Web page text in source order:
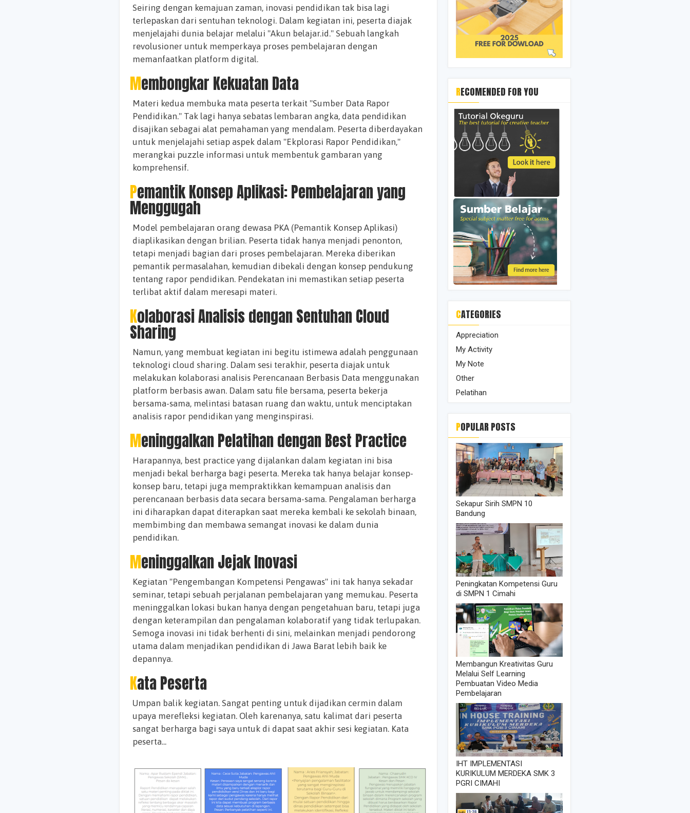
Seiring dengan kemajuan zaman, inovasi pendidikan tak bisa lagi
terlepaskan dari sentuhan teknologi. Dalam kegiatan ini, peserta diajak
menjelajahi dunia belajar melalui "Akun belajar.id." Sebuah langkah
revolusioner untuk memperkaya proses pembelajaran dengan
memanfaatkan platform digital.
Membongkar Kekuatan Data
Materi kedua membuka mata peserta terkait "Sumber Data Rapor
Pendidikan." Tak lagi hanya sebatas lembaran angka, data pendidikan
disajikan sebagai alat pemahaman yang mendalam. Peserta diberdayakan
untuk menjelajahi setiap aspek dalam "Ekplorasi Rapor Pendidikan,"
merangkai puzzle informasi untuk membentuk gambaran yang
komprehensif.
Pemantik Konsep Aplikasi: Pembelajaran yang
Menggugah
Model pembelajaran orang dewasa PKA (Pemantik Konsep Aplikasi)
diaplikasikan dengan brilian. Peserta tidak hanya menjadi penonton,
tetapi menjadi bagian dari proses pembelajaran. Mereka diberikan
pemantik permasalahan, kemudian dibekali dengan konsep pendukung
tentang rapor pendidikan. Pendekatan ini memastikan setiap peserta
terlibat aktif dalam meresapi materi.
Kolaborasi Analisis dengan Sentuhan Cloud
Sharing
Namun, yang membuat kegiatan ini begitu istimewa adalah penggunaan
teknologi cloud sharing. Dalam sesi terakhir, peserta diajak untuk
melakukan kolaborasi analisis Perencanaan Berbasis Data menggunakan
platform berbasis awan. Dalam satu file bersama, peserta bekerja
bersama-sama, melintasi batasan ruang dan waktu, untuk menciptakan
analisis rapor pendidikan yang menginspirasi.
Meninggalkan Pelatihan dengan Best Practice
Harapannya, best practice yang dijalankan dalam kegiatan ini bisa
menjadi bekal berharga bagi peserta. Mereka tak hanya belajar konsep-
konsep baru, tetapi juga mempraktikkan kemampuan analisis dan
perencanaan berbasis data secara bersama-sama. Pengalaman berharga
ini diharapkan dapat diterapkan saat mereka kembali ke sekolah binaan,
membimbing dan membawa semangat inovasi ke dalam dunia
pendidikan.
Meninggalkan Jejak Inovasi
Kegiatan "Pengembangan Kompetensi Pengawas" ini tak hanya sekadar
seminar, tetapi sebuah perjalanan pembelajaran yang memukau. Peserta
meninggalkan lokasi bukan hanya dengan pengetahuan baru, tetapi juga
dengan keterampilan dan pengalaman kolaboratif yang tidak terlupakan.
Semoga inovasi ini tidak berhenti di sini, melainkan menjadi pendorong
utama dalam menjadikan pendidikan di Jawa Barat lebih baik ke
depannya.
Kata Peserta
Umpan balik kegiatan. Sangat penting untuk dijadikan cermin dalam
upaya merefleksi kegiatan. Oleh karenanya, satu kalimat dari peserta
sangat berharga bagi saya untuk di dapat saat akhir sesi kegiatan. Kata
peserta...
RECOMENDED FOR YOU
CATEGORIES
Appreciation
My Activity
My Note
Other
Pelatihan
POPULAR POSTS
Sekapur Sirih SMPN 10
Bandung
Peningkatan Kompetensi Guru
di SMPN 1 Cimahi
Membangun Kreativitas Guru
Melalui Self Learning
Pembuatan Video Media
Pembelajaran
IHT IMPLEMENTASI
KURIKULUM MERDEKA SMK 3
PGRI CIMAHI